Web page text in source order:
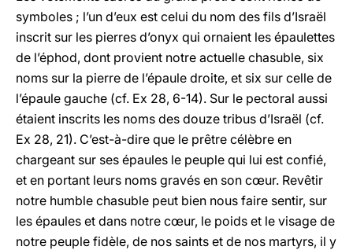
symboles ; l’un d’eux est celui du nom des fils d’Israël
inscrit sur les pierres d’onyx qui ornaient les épaulettes
de l’éphod, dont provient notre actuelle chasuble, six
noms sur la pierre de l’épaule droite, et six sur celle de
l’épaule gauche (cf. Ex 28, 6-14). Sur le pectoral aussi
étaient inscrits les noms des douze tribus d’Israël (cf.
Ex 28, 21). C’est-à-dire que le prêtre célèbre en
chargeant sur ses épaules le peuple qui lui est confié,
et en portant leurs noms gravés en son cœur. Revêtir
notre humble chasuble peut bien nous faire sentir, sur
les épaules et dans notre cœur, le poids et le visage de
notre peuple fidèle, de nos saints et de nos martyrs, il y